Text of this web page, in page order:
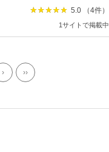
すめ ギフト 故郷 ふるさ
納税 福島 ふくしま 二本
送料無料 【斎藤りん
5.0 （4件）
1サイトで掲載中
› ››